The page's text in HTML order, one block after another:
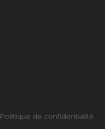
Politique de confidentialité